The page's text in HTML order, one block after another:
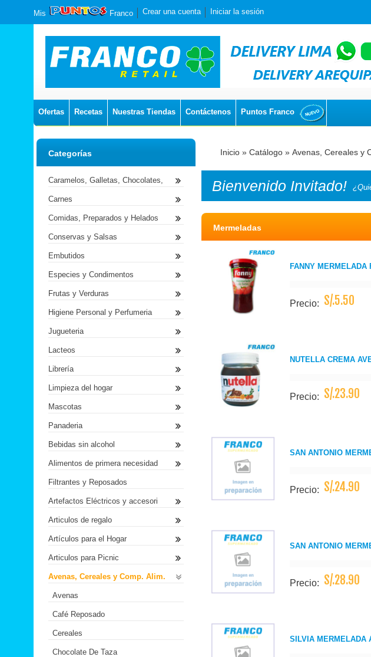
Mis Franco Crear una cuenta Iniciar la sesión
Ofertas Recetas Nuestras Tiendas Contáctenos Puntos Franco
Inicio » Catálogo » Avenas, Cereales y
Bienvenido Invitado!
Mermeladas
FANNY MERMELADA
Precio: S/.5.50
NUTELLA CREMA
Precio: S/.23.90
SAN ANTONIO
Precio: S/.24.90
SAN ANTONIO
Precio: S/.28.90
SILVIA MERMELADA
Categorías
Caramelos, Galletas, Chocolates,
Carnes
Comidas, Preparados y Helados
Conservas y Salsas
Embutidos
Especies y Condimentos
Frutas y Verduras
Higiene Personal y Perfumeria
Jugueteria
Lacteos
Librería
Limpieza del hogar
Mascotas
Panaderia
Bebidas sin alcohol
Alimentos de primera necesidad
Filtrantes y Reposados
Artefactos Eléctricos y accesori
Articulos de regalo
Artículos para el Hogar
Articulos para Picnic
Avenas, Cereales y Comp. Alim.
Avenas
Café Reposado
Cereales
Chocolate De Taza